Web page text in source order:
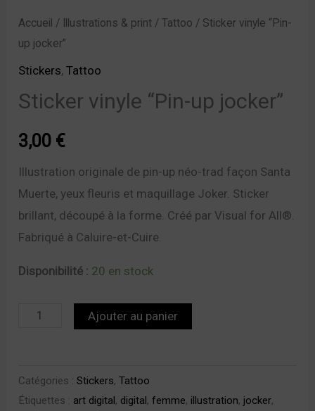
Accueil / Illustrations & print /Tattoo / Sticker vinyle “Pin-
up jocker”
Stickers,Tattoo
Sticker vinyle “Pin-up jocker”
3,00 €
Illustration originale de pin-up néo-trad façon Santa
Muerte, yeux fleuris et maquillage Joker. Sticker
brillant, découpé à la forme. Créé par Visual for All®.
Fabriqué à Caluire-et-Cuire.
Disponibilité : 20 en stock
Ajouter au panier
Catégories :Stickers,Tattoo
Étiquettes : art digital, digital,femme, illustration, jocker,